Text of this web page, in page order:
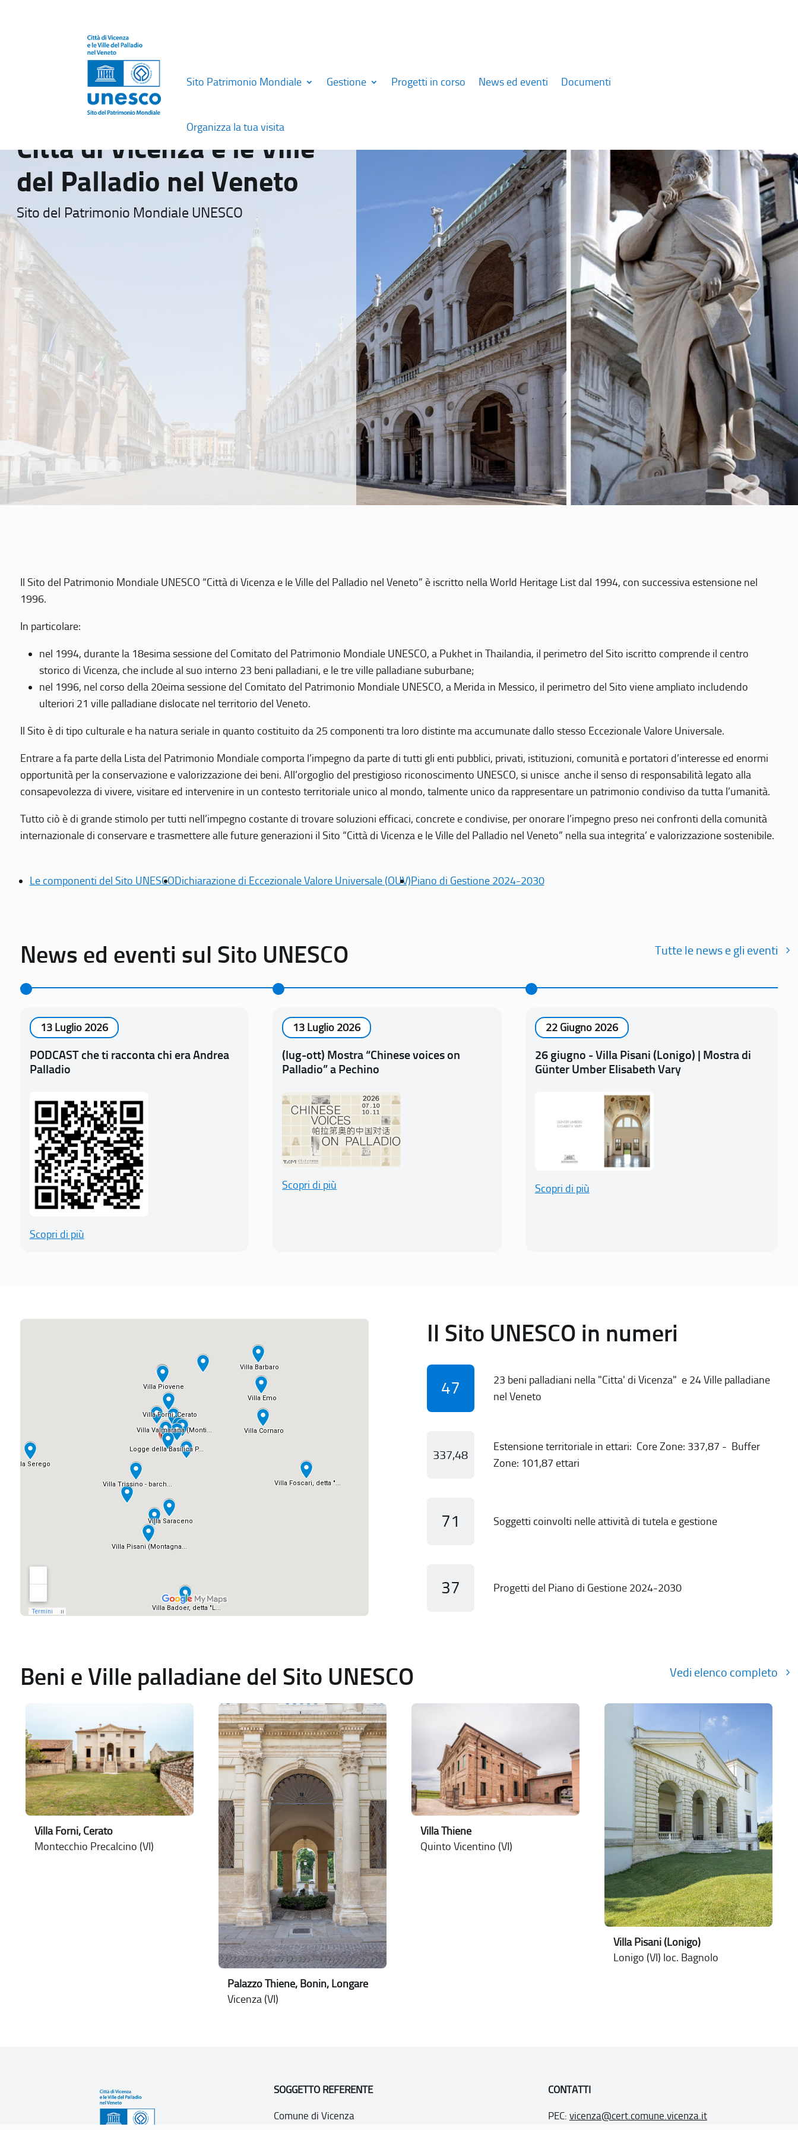
Sito Patrimonio Mondiale Gestione Progetti in corso News ed eventi Documenti
Organizza la tua visita
Città di Vicenza e le Ville
del Palladio nel Veneto
Sito del Patrimonio Mondiale UNESCO
Il Sito del Patrimonio Mondiale UNESCO “Città di Vicenza e le Ville del Palladio nel Veneto” è iscritto nella World Heritage List dal 1994, con successiva estensione nel
1996.
In particolare:
nel 1994, durante la 18esima sessione del Comitato del Patrimonio Mondiale UNESCO, a Pukhet in Thailandia, il perimetro del Sito iscritto comprende il centro
storico di Vicenza, che include al suo interno 23 beni palladiani, e le tre ville palladiane suburbane;
nel 1996, nel corso della 20eima sessione del Comitato del Patrimonio Mondiale UNESCO, a Merida in Messico, il perimetro del Sito viene ampliato includendo
ulteriori 21 ville palladiane dislocate nel territorio del Veneto.
Il Sito è di tipo culturale e ha natura seriale in quanto costituito da 25 componenti tra loro distinte ma accumunate dallo stesso Eccezionale Valore Universale.
Entrare a fa parte della Lista del Patrimonio Mondiale comporta l’impegno da parte di tutti gli enti pubblici, privati, istituzioni, comunità e portatori d’interesse ed enormi
opportunità per la conservazione e valorizzazione dei beni. All’orgoglio del prestigioso riconoscimento UNESCO, si unisce anche il senso di responsabilità legato alla
consapevolezza di vivere, visitare ed intervenire in un contesto territoriale unico al mondo, talmente unico da rappresentare un patrimonio condiviso da tutta l’umanità.
Tutto ciò è di grande stimolo per tutti nell’impegno costante di trovare soluzioni efficaci, concrete e condivise, per onorare l’impegno preso nei confronti della comunità
internazionale di conservare e trasmettere alle future generazioni il Sito “Città di Vicenza e le Ville del Palladio nel Veneto” nella sua integrita’ e valorizzazione sostenibile.
Le componenti del Sito UNESCODichiarazione di Eccezionale Valore Universale (OUV)Piano di Gestione 2024-2030
News ed eventi sul Sito UNESCO Tutte le news e gli eventi
13 Luglio 2026
PODCAST che ti racconta chi era Andrea
Palladio
Scopri di più
13 Luglio 2026
(lug-ott) Mostra “Chinese voices on
Palladio” a Pechino
Scopri di più
22 Giugno 2026
26 giugno - Villa Pisani (Lonigo) | Mostra di
Günter Umber Elisabeth Vary
Scopri di più
Il Sito UNESCO in numeri
47
23 beni palladiani nella "Citta' di Vicenza" e 24 Ville palladiane
nel Veneto
337,48
Estensione territoriale in ettari: Core Zone: 337,87 - Buffer
Zone: 101,87 ettari
71 Soggetti coinvolti nelle attività di tutela e gestione
37 Progetti del Piano di Gestione 2024-2030
Beni e Ville palladiane del Sito UNESCO Vedi elenco completo
Villa Forni, Cerato
Montecchio Precalcino (VI)
Palazzo Thiene, Bonin, Longare
Vicenza (VI)
Villa Thiene
Quinto Vicentino (VI)
Villa Pisani (Lonigo)
Lonigo (VI) loc. Bagnolo
SOGGETTO REFERENTE
Comune di Vicenza
CONTATTI
PEC: vicenza@cert.comune.vicenza.it